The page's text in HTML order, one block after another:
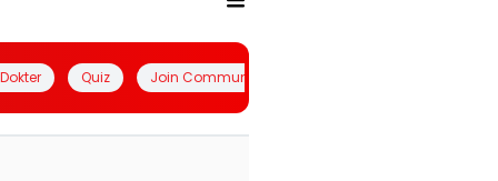
Quiz Join Community